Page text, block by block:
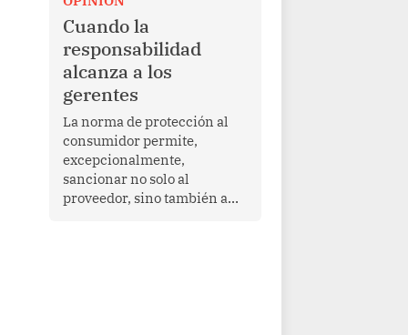
religiosa, esta gira
representa una oportunidad
para reafirmar el valor del
diálogo, fortalecer los
vínculos entre los pueblos y
proyectar una imagen de
cooperación en una región
que enfrenta desafíos en
materia de desarrollo,
cohesión social y
gobernabilidad.
Cuando la
responsabilidad
alcanza a los
gerentes
La norma de protección al
consumidor permite,
excepcionalmente,
sancionar no solo al
proveedor, sino también a